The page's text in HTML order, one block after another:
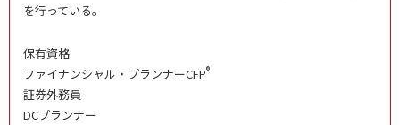
を行っている。
保有資格
ファイナンシャル・プランナーCFP®
証券外務員
DCプランナー